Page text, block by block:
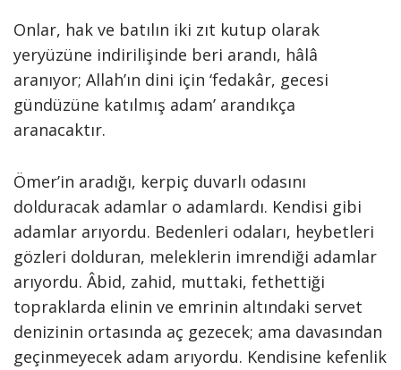
Onlar, hak ve batılın iki zıt kutup olarak
yeryüzüne indirilişinde beri arandı, hâlâ
aranıyor; Allah’ın dini için ‘fedakâr, gecesi
gündüzüne katılmış adam’ arandıkça
aranacaktır.
Ömer’in aradığı, kerpiç duvarlı odasını
dolduracak adamlar o adamlardı. Kendisi gibi
adamlar arıyordu. Bedenleri odaları, heybetleri
gözleri dolduran, meleklerin imrendiği adamlar
arıyordu. Âbid, zahid, muttaki, fethettiği
topraklarda elinin ve emrinin altındaki servet
denizinin ortasında aç gezecek; ama davasından
geçinmeyecek adam arıyordu. Kendisine kefenlik